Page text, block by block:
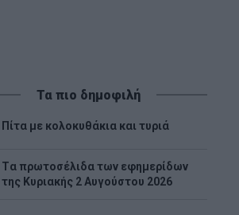
Τα πιο δημοφιλή
Πίτα με κολοκυθάκια και τυριά
Tα πρωτοσέλιδα των εφημερίδων
της Κυριακής 2 Αυγούστου 2026